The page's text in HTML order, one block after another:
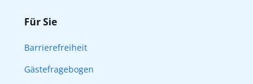
Für Sie
Barrierefreiheit
Gästefragebogen